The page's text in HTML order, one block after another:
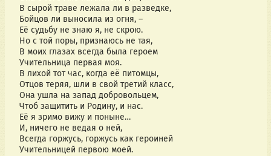
В сырой траве лежала ли в разведке,
Бойцов ли выносила из огня, –
Её судьбу не знаю я, не скрою.
Но с той поры, признаюсь не тая,
В моих глазах всегда была героем
Учительница первая моя.
В лихой тот час, когда её питомцы,
Отцов теряя, шли в свой третий класс,
Она ушла на запад добровольцем,
Чтоб защитить и Родину, и нас.
Её я зримо вижу и поныне…
И, ничего не ведая о ней,
Всегда горжусь, горжусь как героиней
Учительницей первою моей.